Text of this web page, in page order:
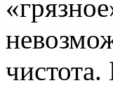
чистота.